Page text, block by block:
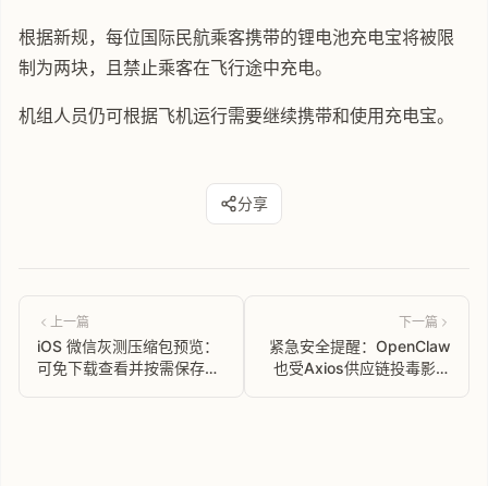
根据新规，每位国际民航乘客携带的锂电池充电宝将被限
制为两块，且禁止乘客在飞行途中充电。
机组人员仍可根据飞机运行需要继续携带和使用充电宝。
分享
上一篇
iOS 微信灰测压缩包预览：
可免下载查看并按需保存文
下一篇
紧急安全提醒：OpenClaw
也受Axios供应链投毒影响